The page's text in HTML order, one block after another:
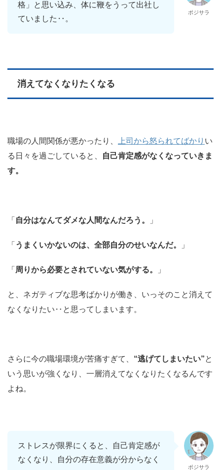
格」と思い込み、体に鞭をうって出社し
ていました‥。
ポジサラ
消えてなくなりたくなる
職場の人間関係が悪かったり、 上司から怒られてばかり い
る日々を過ごしていると、
自己肯定感がなくなっていきま
す。
「 自分はなんてダメな人間なんだろう。 」
「 うまくいかないのは、全部自分のせいなんだ。 」
「 周りから必要とされていない気がする。 」
と、ネガティブな思考ばかりが働き、いっそのこと消えて
なくなりたい‥と思ってしまいます。
さらに今の職場環境が苦痛すぎて、 “逃げてしまいたい”と
いう思いが強くなり、一層消えてなくなりたくなるんです
よね。
ストレスが限界にくると、自己肯定感が
なくなり、自分の存在意義が分からなく
ポジサラ